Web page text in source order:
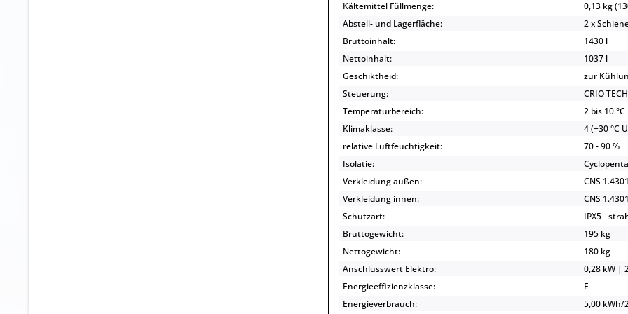
Kältemittel Füllmenge:
0,13 kg
Abstell- und Lagerfläche:
2 x
Bruttoinhalt:
1430 l
Nettoinhalt:
1037 l
Geschiktheid:
zur
Steuerung:
CRIO
Temperaturbereich:
2 bis 10
Klimaklasse:
4 (+30 °C
relative Luftfeuchtigkeit:
70 - 90 %
Isolatie:
Verkleidung außen:
CNS
Verkleidung innen:
CNS
Schutzart:
IPX5 -
Bruttogewicht:
195 kg
Nettogewicht:
180 kg
Anschlusswert Elektro:
0,28 kW |
Energieeffizienzklasse:
E
Energieverbrauch:
5,00 kWh/